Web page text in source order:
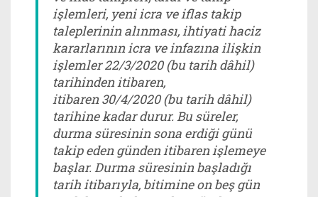
işlemleri, yeni icra ve iflas takip
taleplerinin alınması, ihtiyati haciz
kararlarının icra ve infazına ilişkin
işlemler 22/3/2020 (bu tarih dâhil)
tarihinden itibaren,
itibaren 30/4/2020 (bu tarih dâhil)
tarihine kadar durur. Bu süreler,
durma süresinin sona erdiği günü
takip eden günden itibaren işlemeye
başlar. Durma süresinin başladığı
tarih itibarıyla, bitimine on beş gün